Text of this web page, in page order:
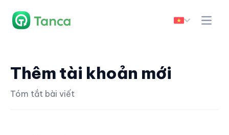
Thêm tài khoản mới
Tóm tắt bài viết